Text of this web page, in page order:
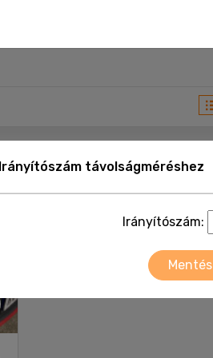
Irányítószám távolságméréshez
Irányítószám:
Mentés